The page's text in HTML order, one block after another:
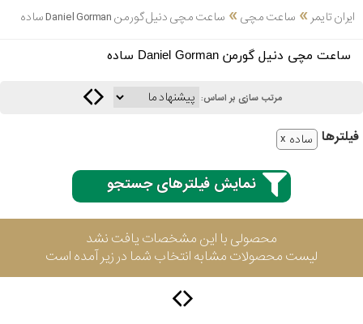
ایران تایمر » ساعت مچی» ساعت مچی دنیل گورمن Daniel Gorman ساده
ساعت مچی دنیل گورمن Daniel Gorman ساده
مرتب سازی بر اساس:
فیلتر‌ها ساده
نمایش فیلترهای جستجو
محصولی با این مشخصات یافت نشد
لیست محصولات مشابه انتخاب شما در زیر آمده است
بین 3
عدد
ساعته